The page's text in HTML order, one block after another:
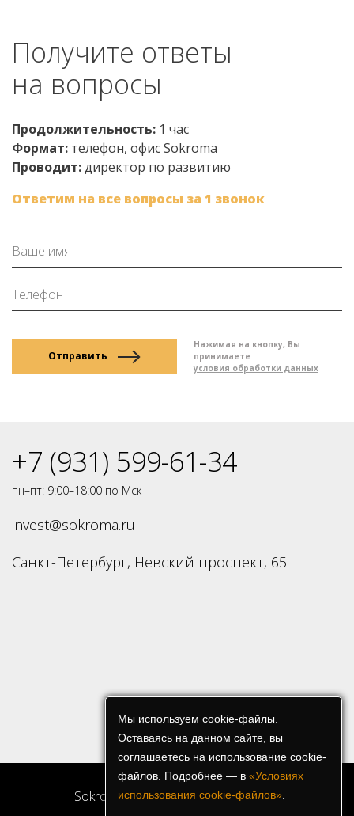
Получите ответы
на вопросы
Продолжительность: 1 час
Формат: телефон, офис Sokroma
Проводит:директор по развитию
Ответим на все вопросы за 1 звонок
Отправить
Нажимая на кнопку, Вы
принимаете
условия обработки данных
+7 (931) 599-61-34
пн–пт: 9:00–18:00 по Мск
invest@sokroma.ru
Санкт-Петербург, Невский проспект, 65
Sokroma Инвесторам и отельерам
Мы используем cookie-файлы.
Оставаясь на данном сайте, вы
соглашаетесь на использование cookie-
файлов. Подробнее — в «Условиях
использования cookie-файлов»